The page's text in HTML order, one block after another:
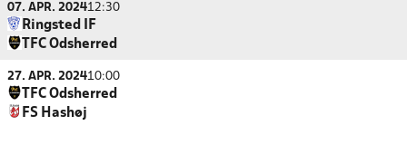
07. APR. 202412:30
Ringsted IF
TFC Odsherred
27. APR. 202410:00
TFC Odsherred
FS Hashøj